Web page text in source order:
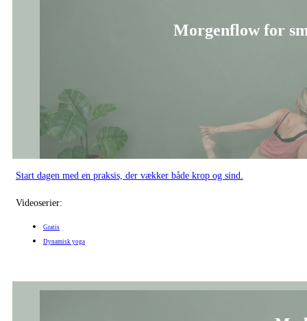
Morgenflow for
Start dagen med en praksis, der vækker både krop og sind.
Videoserier:
Gratis
Dynamisk yoga